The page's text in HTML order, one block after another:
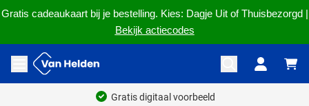
Gratis cadeaukaart bij je bestelling. Kies: Dagje Uit of Thuisbezorgd |
Bekijk actiecodes
Ga naar de inhoud
Menu openen
Gratis digitaal voorbeeld